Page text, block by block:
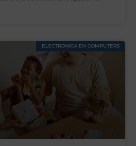
ELECTRONICA EN COMPUTERS